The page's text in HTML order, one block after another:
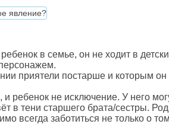
в семье, он не ходит в
приятели постарше и которым он
ребенок не исключение. У него
в тени старшего брата/сестры.
всегда заботиться не только о